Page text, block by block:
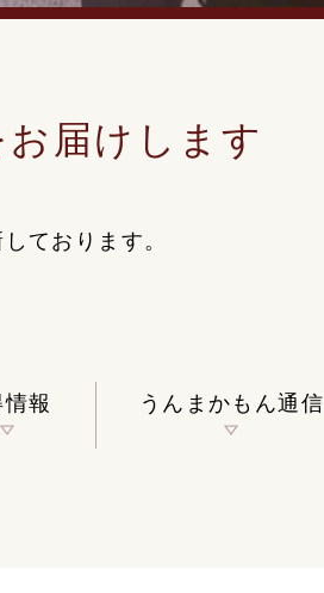
届けします
ております。
報 うんまかもん通信